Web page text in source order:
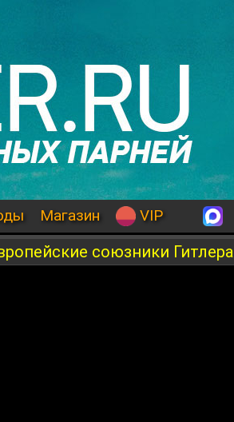
Магазин VIP
союзники Гитлера